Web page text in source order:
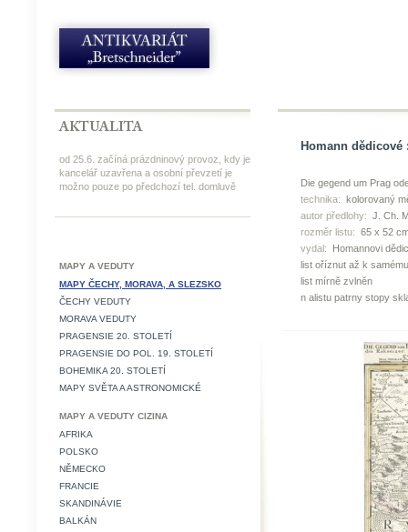
od 25.6. začíná prázdninový provoz, kdy je
kancelář uzavřena a osobní převzetí je
možno pouze po předchozí tel. domluvě
MAPY A VEDUTY
MAPY ČECHY, MORAVA, A SLEZSKO
ČECHY VEDUTY
MORAVA VEDUTY
PRAGENSIE 20. STOLETÍ
PRAGENSIE DO POL. 19. STOLETÍ
BOHEMIKA 20. STOLETÍ
MAPY SVĚTA A ASTRONOMICKÉ
MAPY A VEDUTY CIZINA
AFRIKA
POLSKO
NĚMECKO
FRANCIE
SKANDINÁVIE
BALKÁN
Homann dědicové
Die gegend um Prag
technika: kolorovaný
autor předlohy: J. Ch.
rozměr listu: 65 x 52
vydal:
Homannovi
list oříznut až k
list mírně zvlněn
n alistu patrny stopy